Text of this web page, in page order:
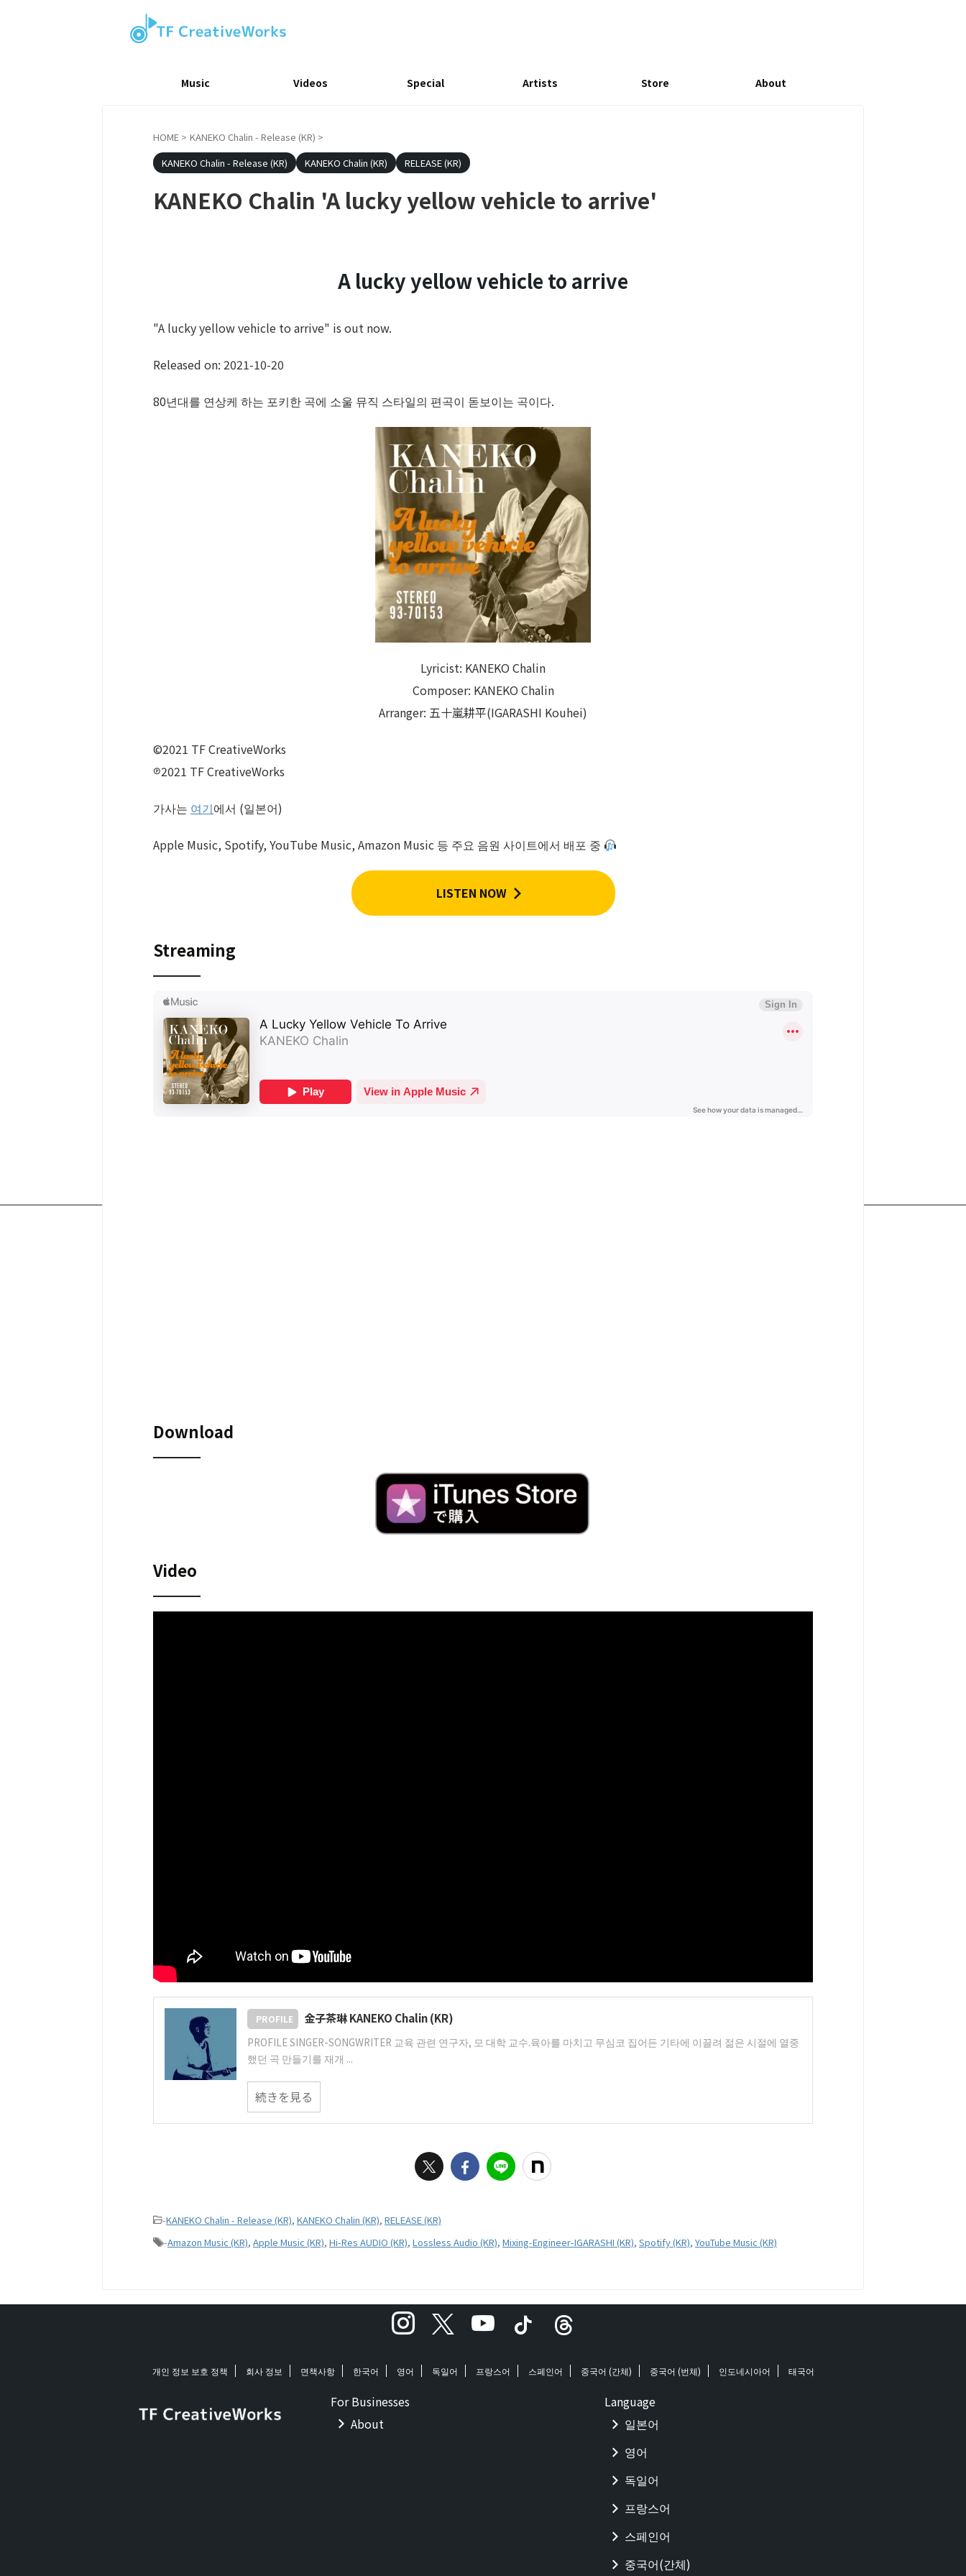
Music Videos Special Artists Store About
HOME > KANEKO Chalin - Release (KR) >
KANEKO Chalin - Release (KR)
KANEKO Chalin (KR) RELEASE (KR)
KANEKO Chalin 'A lucky yellow vehicle to arrive'
A lucky yellow vehicle to arrive
"A lucky yellow vehicle to arrive" is out now.
Released on: 2021-10-20
80년대를 연상케 하는 포키한 곡에 소울 뮤직 스타일의 편곡이 돋보이는 곡이다.
Lyricist: KANEKO Chalin
Composer: KANEKO Chalin
Arranger: 五十嵐耕平(IGARASHI Kouhei)
©2021 TF CreativeWorks
℗2021 TF CreativeWorks
가사는 여기에서 (일본어)
Apple Music, Spotify, YouTube Music, Amazon Music 등 주요 음원 사이트에서 배포 중
LISTEN NOW
Streaming
Download
Video
PROFILE 金子茶琳 KANEKO Chalin (KR)
PROFILE SINGER-SONGWRITER 교육 관련 연구자, 모 대학 교수.육아를 마치고 무심코 집어든 기타에 이끌려 젊은 시절에 열중
했던 곡 만들기를 재개 ...
続きを見る
-KANEKO Chalin - Release (KR), KANEKO Chalin (KR), RELEASE (KR)
-Amazon Music (KR), Apple Music (KR), Hi-Res AUDIO (KR), Lossless Audio (KR), Mixing-Engineer-IGARASHI (KR), Spotify (KR), YouTube Music (KR)
개인 정보 보호 정책 회사 정보 면책사항 한국어 영어 독일어 프랑스어 스페인어 중국어 (간체) 중국어 (번체) 인도네시아어 태국어
For Businesses
About
Language
일본어
영어
독일어
프랑스어
스페인어
중국어(간체)